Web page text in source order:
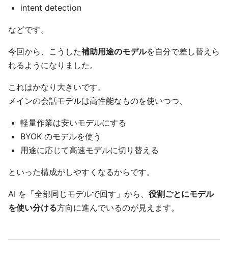
intent detection
などです。
今回から、こうした補助用途のモデルを自分で差し替えら
れるようになりました。
これはかなり大きいです。
メインの会話モデルは高性能なものを使いつつ、
軽量作業は安いモデルにする
BYOK のモデルを使う
用途に応じて高速モデルに切り替える
といった構成がしやすくなるからです。
AI を「全部同じモデルで回す」から、 役割ごとにモデル
を使い分ける方向に進んでいるのが見えます。